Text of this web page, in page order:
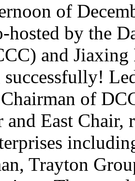
of
hosted by the
and
successfully!
of
East Chair,
Trayton